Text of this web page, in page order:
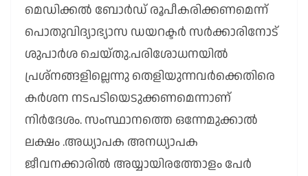
മെഡിക്കൽ ബോർഡ് രൂപീകരിക്കണമെന്ന്
പൊതുവിദ്യാഭ്യാസ ഡയറക്ടർ സർക്കാരിനോട്
ശുപാർശ ചെയ്തു.പരിശോധനയിൽ
പ്രശ്നങ്ങളില്ലെന്നു തെളിയുന്നവർക്കെതിരെ
കർശന നടപടിയെടുക്കണമെന്നാണ്
നിർദേശം. സംസ്ഥാനത്തെ ഒന്നേമുക്കാൽ
ലക്ഷം .അധ്യാപക അനധ്യാപക
ജീവനക്കാരിൽ അയ്യായിരത്തോളം പേർ